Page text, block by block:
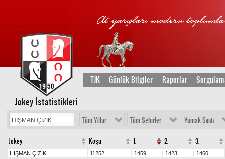
TJK Günlük Bilgiler Raporlar
Jokey İstatistikleri
Tüm Yıllar Tüm Şehirler Yamak Sınıfı
Jokey Koşu 1. 2. 3.
HIŞMAN ÇİZİK 11252 1459 1423
1460